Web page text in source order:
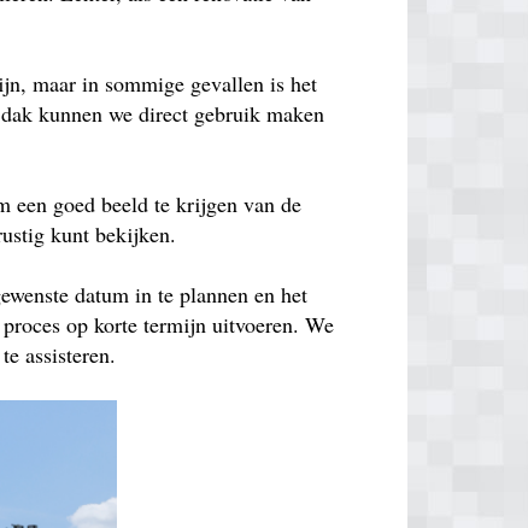
maar in sommige gevallen is het
kunnen we direct gebruik maken
een goed beeld te krijgen van de
kunt bekijken.
datum in te plannen en het
op korte termijn uitvoeren. We
assisteren.